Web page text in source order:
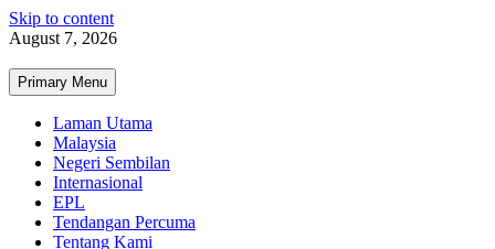
Skip to content
August 7, 2026
Primary Menu
Laman Utama
Malaysia
Negeri Sembilan
Internasional
EPL
Tendangan Percuma
Tentang Kami